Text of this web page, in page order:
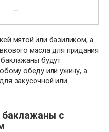
—
мятой или базиликом, а
масла для придания
будут
обеду или ужину, а
закусочной или
с